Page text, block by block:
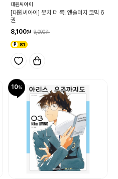
대원씨아이
[대원씨아이] 봇치 더 록! 앤솔러지 코믹 6
권
8,100
9,000
81
10